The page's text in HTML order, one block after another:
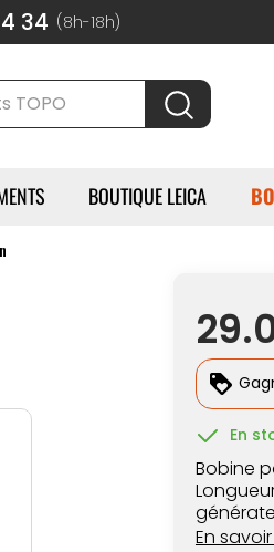
34 (8h-18h)
BOUTIQUE LEICA
En
Bobine
En